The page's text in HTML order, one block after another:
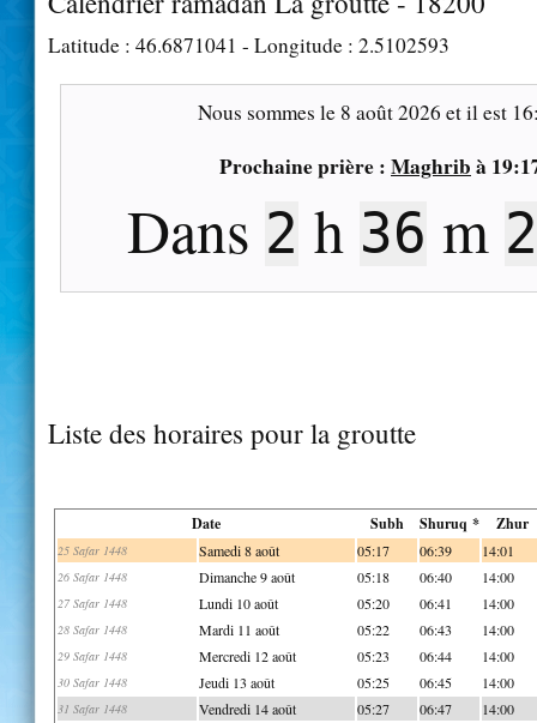
Latitude : 46.6871041 - Longitude : 2.5102593
Nous sommes le 8 août 2026 et il est
Prochaine prière : Maghrib à
Dans 2 h 36 m
Liste des horaires pour la groutte
Date Subh Shuruq * Zhur
25 Safar 1448 Samedi 8 août 05:17 06:39 14:01
26 Safar 1448 Dimanche 9 août 05:18 06:40 14:00
27 Safar 1448 Lundi 10 août 05:20 06:41 14:00
28 Safar 1448 Mardi 11 août 05:22 06:43 14:00
29 Safar 1448 Mercredi 12 août 05:23 06:44 14:00
30 Safar 1448 Jeudi 13 août 05:25 06:45 14:00
31 Safar 1448 Vendredi 14 août 05:27 06:47 14:00